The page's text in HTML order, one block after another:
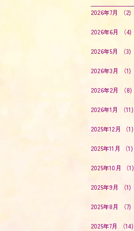
2026年7月 （2)
2026年6月 （4)
2026年5月 （3)
2026年3月 （1)
2026年2月 （8)
2026年1月 （11)
2025年12月 （1)
2025年11月 （1)
2025年10月 （1)
2025年9月 （1)
2025年8月 （7)
2025年7月 （14)